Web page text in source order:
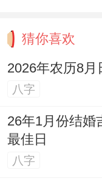
2026年5月9日
（庚申）煞北
明确禁忌；吉
16:59）、戌时
（21：00-
猜你喜欢
2026年农历8月
八字
26年1月份结婚
最佳日
八字